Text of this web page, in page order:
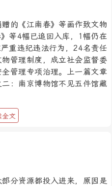
的《江南春》等画作致文物
等4幅已追回入库，1幅仍在
重违纪违法行为，24名责任
管理制度，成立社会监督委
管理专项治理。上一篇文章
：南京博物馆不见五件馆藏
全文
分资源都投入进来，原因是